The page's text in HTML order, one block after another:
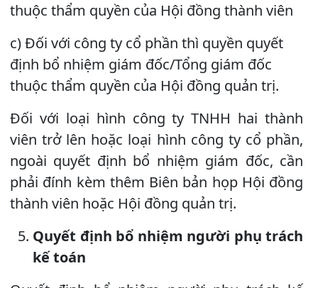
thuộc thẩm quyền của Hội đồng thành viên
c) Đối với công ty cổ phần thì quyền quyết
định bổ nhiệm giám đốc/Tổng giám đốc
thuộc thẩm quyền của Hội đồng quản trị.
Đối với loại hình công ty TNHH hai thành
viên trở lên hoặc loại hình công ty cổ phần,
ngoài quyết định bổ nhiệm giám đốc, cần
phải đính kèm thêm Biên bản họp Hội đồng
thành viên hoặc Hội đồng quản trị.
Quyết định bổ nhiệm người phụ trách
kế toán